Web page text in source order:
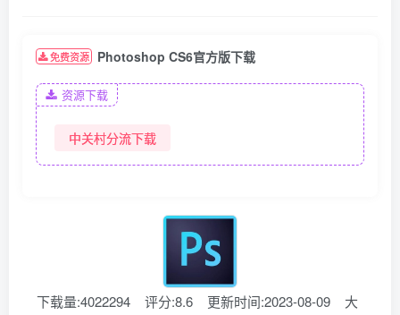
免费资源 Photoshop CS6官方版下载
资源下载
中关村分流下载
下载量:4022294 评分:8.6 更新时间:2023-08-09
大